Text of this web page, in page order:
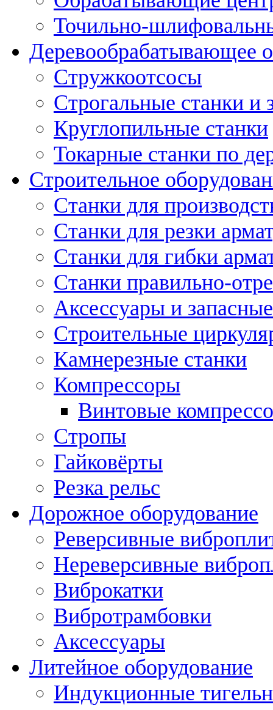
Точильно-
Деревообрабатывающее
Стружкоотсосы
Строгальные станки и
Круглопильные станки
Токарные станки по
Строительное
Станки для
Станки для резки
Станки для гибки
Станки правильно-
Аксессуары и
Строительные
Камнерезные станки
Компрессоры
Винтовые
Стропы
Гайковёрты
Резка рельс
Дорожное оборудование
Реверсивные
Нереверсивные
Виброкатки
Вибротрамбовки
Аксессуары
Литейное оборудование
Индукционные